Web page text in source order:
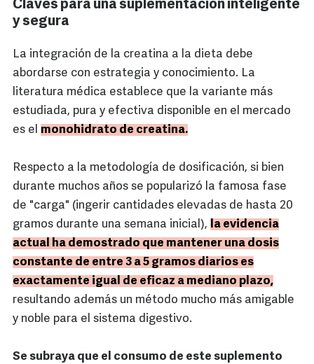
Claves para una suplementación inteligente
y segura
La integración de la creatina a la dieta debe
abordarse con estrategia y conocimiento. La
literatura médica establece que la variante más
estudiada, pura y efectiva disponible en el mercado
es el monohidrato de creatina.
Respecto a la metodología de dosificación, si bien
durante muchos años se popularizó la famosa fase
de "carga" (ingerir cantidades elevadas de hasta 20
gramos durante una semana inicial), la evidencia
actual ha demostrado que mantener una dosis
constante de entre 3 a 5 gramos diarios es
exactamente igual de eficaz a mediano plazo,
resultando además un método mucho más amigable
y noble para el sistema digestivo.
Se subraya que el consumo de este suplemento